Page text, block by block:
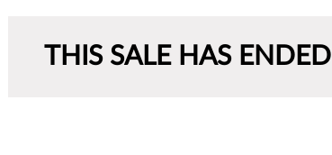
THIS SALE HAS ENDED